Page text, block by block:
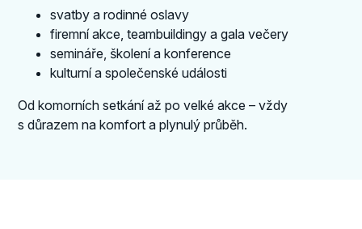
svatby a rodinné oslavy
firemní akce, teambuildingy a gala večery
semináře, školení a konference
kulturní a společenské události
Od komorních setkání až po velké akce – vždy
s důrazem na komfort a plynulý průběh.